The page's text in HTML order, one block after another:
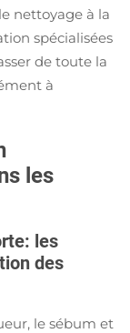
nettoyage à la
spécialisées
de toute la
à
les
les
des
le sébum et